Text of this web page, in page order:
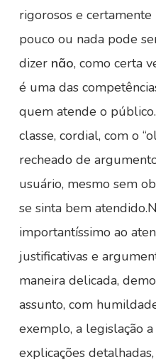
rigorosos e certamente
pouco ou nada pode
dizer não, como certa
é uma das
quem atende o
classe, cordial, com o
recheado de
usuário, mesmo sem
se sinta bem
importantíssimo ao
justificativas e
maneira delicada,
assunto, com
exemplo, a legislação
explicações